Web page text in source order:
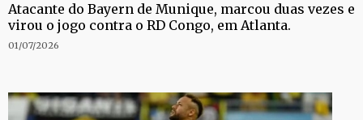
Atacante do Bayern de Munique, marcou duas vezes e
virou o jogo contra o RD Congo, em Atlanta.
01/07/2026